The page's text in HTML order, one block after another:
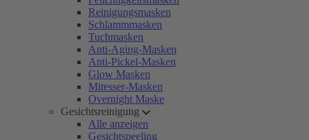
Reinigungsmasken
Schlammmasken
Tuchmasken
Anti-Aging-Masken
Anti-Pickel-Masken
Glow Masken
Mitesser-Masken
Overnight Maske
Gesichtsreinigung
Alle anzeigen
Gesichtspeeling